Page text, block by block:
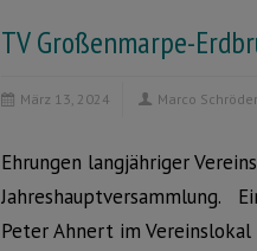
TV Großenmarpe-
März 13, 2024 Marco Schröder
Ehrungen langjähriger
Jahreshauptversammlung.
Peter Ahnert im